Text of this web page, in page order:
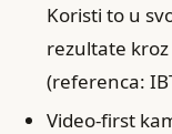
Koristi to u
rezultate
(referenca:
Video-first